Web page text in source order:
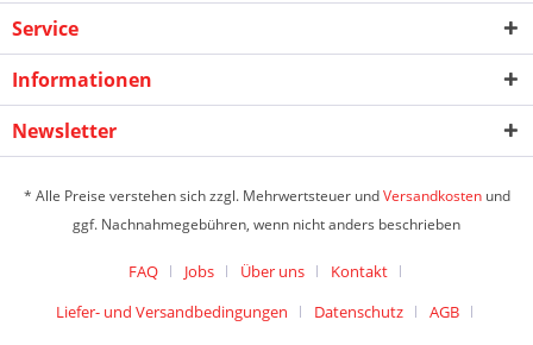
Service
Informationen
Newsletter
* Alle Preise verstehen sich zzgl. Mehrwertsteuer undVersandkostenund
ggf. Nachnahmegebühren, wenn nicht anders beschrieben
FAQ Jobs Über uns
Kontakt
Liefer- und Versandbedingungen
Datenschutz
AGB